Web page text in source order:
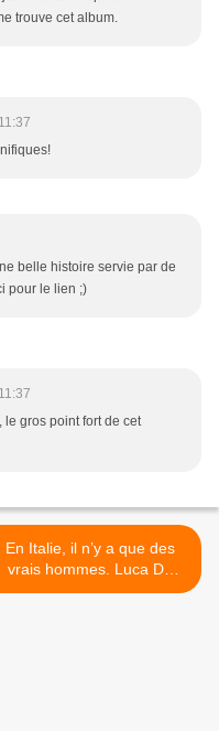
trouve cet album.
belle histoire servie par de
pour le lien ;)
gros point fort de cet
En Italie, il n’y a que des
vrais hommes. Luca DE
et Sara COLAONE